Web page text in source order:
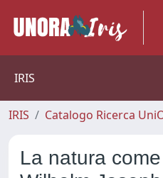
IRIS
IRIS Catalogo Ricerca
La natura